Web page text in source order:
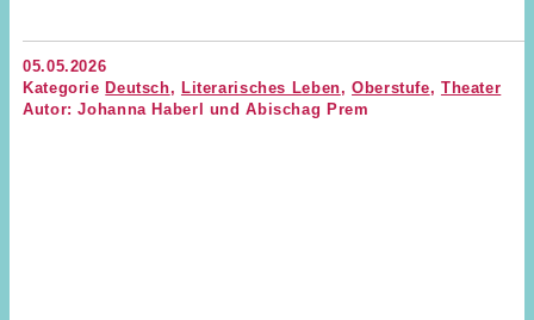
05.05.2026
Kategorie Deutsch, Literarisches Leben,Oberstufe, Theater
Autor: Johanna Haberl und Abischag Prem